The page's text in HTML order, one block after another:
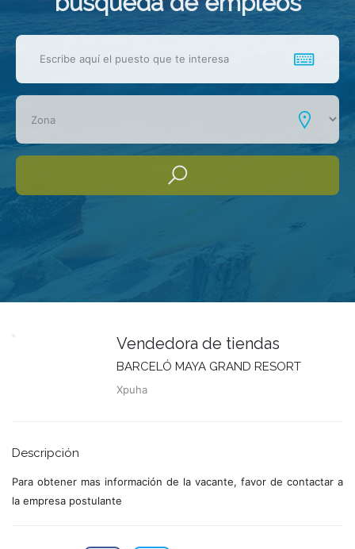
Vendedora de tiendas
BARCELÓ MAYA GRAND RESORT
Xpuha
Descripción
Para obtener mas información de la vacante, favor de contactar a
la empresa postulante